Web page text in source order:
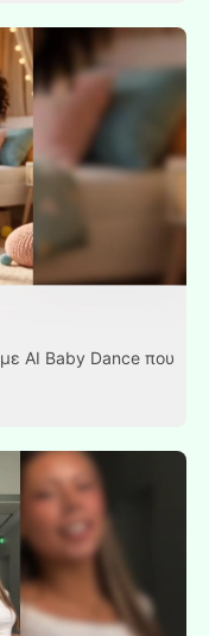
AI Baby Dance που